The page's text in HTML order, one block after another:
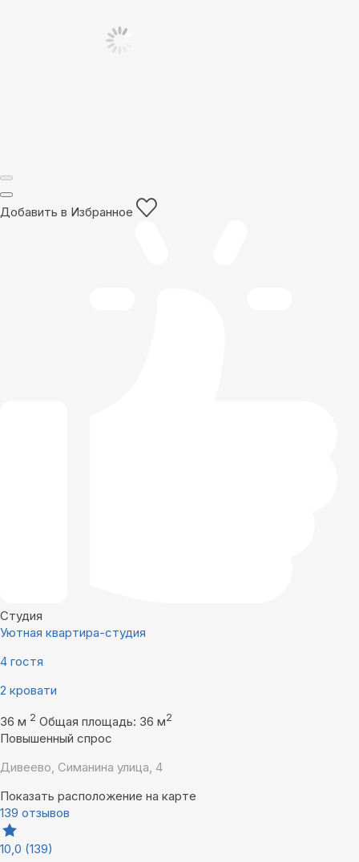
Добавить в Избранное
Студия
Уютная квартира-студия
4 гостя
2 кровати
36 м 2 Общая площадь: 36 м2
Повышенный спрос
Дивеево, Симанина улица, 4
Показать расположение на карте
139 отзывов
10,0 (139)